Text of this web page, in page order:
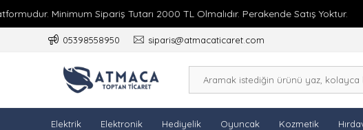
Minimum Sipariş Tutarı 2000 TL Olmalıdır. Perakende Satış Yoktur.
05398558950 siparis@atmacaticaret.com
Elektrik Elektronik Hediyelik Oyuncak Kozmetik